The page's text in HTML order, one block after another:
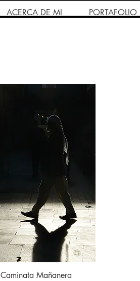
ACERCA DE MI PORTAFOLIO
Vista rápida
Caminata Mañanera